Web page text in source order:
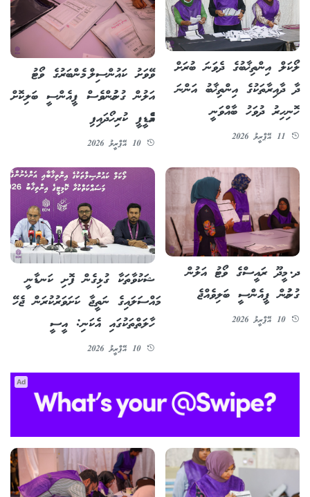
ލޯކަލް އިންތިޚާބުގެ ދެވަނަ ބުރަށް
ދާ ދާއިރާތަކުގެ އިންތިޚާބު އަންނަ
ހޮނިހިރު ދުވަހު ބާއްވަނީ
ވޭވަށު ކައުންސިލް މެންބަރުގެ ވޯޓު
އަލުން ގުނުމުންވެސް ޕީއެންސީ ބަލިކޮށް
އެމްޑީޕީ ކުރިހޯދައިފި
10 އޭޕްރީލު 2026
ދ. މީދޫ ރައީސްގެ ވޯޓު އަލުން
ގުނުމުން ޕީއެންސީ ބަލިވެއްޖެ
10 އޭޕްރީލު 2026
ޝަކުވާތަކާ ގުޅިގެން ފޮށި ކަނޑާނީ
މައްސަލައިގެ ނަތީޖާ ކަށަވަރުކުރަން ޖެހޭ
ހާލަތްތަކުގައި އެކަނި: އީސީ
10 އޭޕްރީލު 2026
Ad